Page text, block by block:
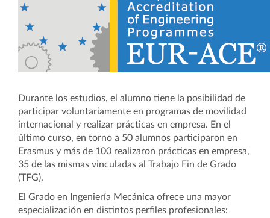
Durante los estudios, el alumno tiene la posibilidad de
participar voluntariamente en programas de movilidad
internacional y realizar prácticas en empresa. En el
último curso, en torno a 50 alumnos participaron en
Erasmus y más de 100 realizaron prácticas en empresa,
35 de las mismas vinculadas al Trabajo Fin de Grado
(TFG).
El Grado en Ingeniería Mecánica ofrece una mayor
especialización en distintos perfiles profesionales: